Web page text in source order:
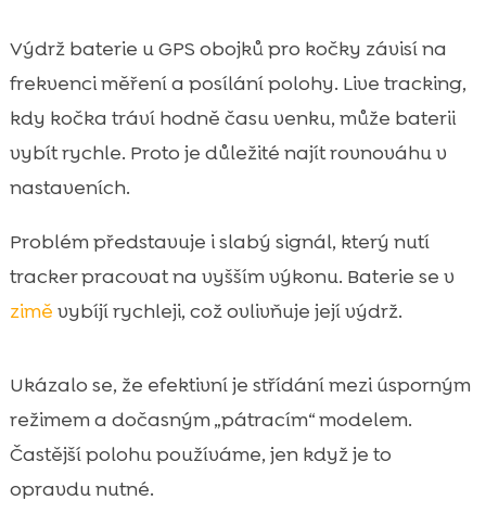
Výdrž baterie u GPS obojků pro kočky závisí na
frekvenci měření a posílání polohy. Live tracking,
kdy kočka tráví hodně času venku, může baterii
vybít rychle. Proto je důležité najít rovnováhu v
nastaveních.
Problém představuje i slabý signál, který nutí
tracker pracovat na vyšším výkonu. Baterie se v
zimě vybíjí rychleji, což ovlivňuje její výdrž.
Ukázalo se, že efektivní je střídání mezi úsporným
režimem a dočasným „pátracím“ modelem.
Častější polohu používáme, jen když je to
opravdu nutné.